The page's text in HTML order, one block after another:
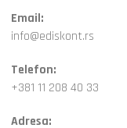
Email:
info@ediskont.rs
Telefon:
+381 11 208 40 33
Adresa: